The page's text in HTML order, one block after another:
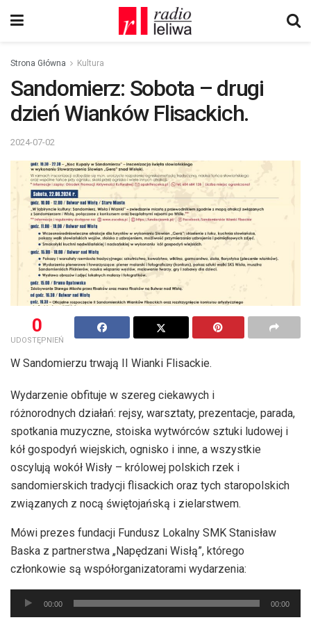
Strona Główna Kultura
Sandomierz: Sobota – drugi
dzień Wianków Flisackich.
2024-07-02
0
UDOSTĘPNIEŃ
W Sandomierzu trwają II Wianki Flisackie.
Wydarzenie obfituje w szereg ciekawych i
różnorodnych działań: rejsy, warsztaty, prezentacje, parada,
spotkania muzyczne, stoiska wytwórców sztuki ludowej i
kół gospodyń wiejskich, ognisko i inne, a wszystkie
oscylują wokół Wisły – królowej polskich rzek i
sandomierskich tradycji flisackich oraz tych staropolskich
związanych z nocą świętojańską i zielarstwem.
Mówi prezes fundacji Fundusz Lokalny SMK Stanisław
Baska z partnerstwa „Napędzani Wisłą”, którego
członkowie są współorganizatorami wydarzenia:
Odtwarzacz
plików
00:00 00:00